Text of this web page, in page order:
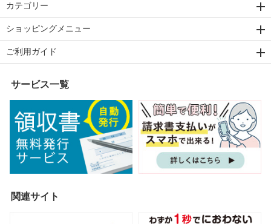
カテゴリー
ショッピングメニュー
ご利用ガイド
サービス一覧
関連サイト